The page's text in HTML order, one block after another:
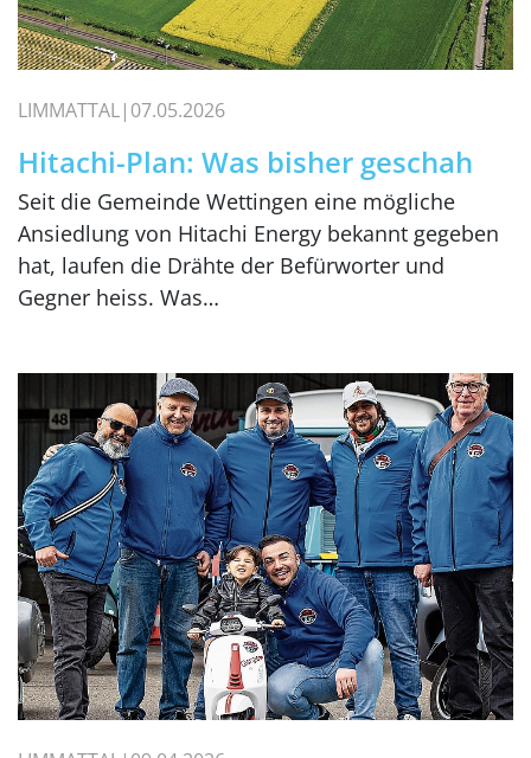
LIMMATTAL 07.05.2026
Hitachi-Plan: Was bisher geschah
Seit die Gemeinde Wettingen eine mögliche
Ansiedlung von Hitachi Energy bekannt gegeben
hat, laufen die Drähte der Befürworter und
Gegner heiss. Was…